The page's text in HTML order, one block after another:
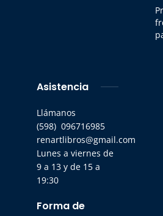
Asistencia
Llámanos
(598) 096716985
renartlibros@gmail.com
Lunes a viernes de
9 a 13 y de 15 a
19:30
Forma de